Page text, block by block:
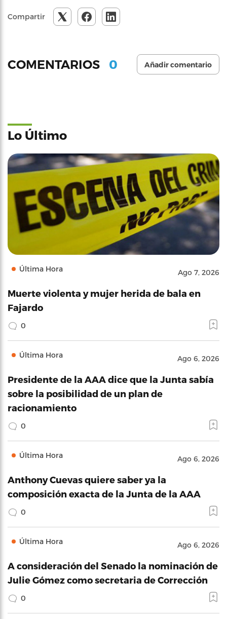
Compartir
COMENTARIOS 0 Añadir comentario
Lo Último
Última Hora Ago 7, 2026
Muerte violenta y mujer herida de bala en
Fajardo
0
Última Hora Ago 6, 2026
Presidente de la AAA dice que la Junta sabía
sobre la posibilidad de un plan de
racionamiento
0
Última Hora Ago 6, 2026
Anthony Cuevas quiere saber ya la
composición exacta de la Junta de la AAA
0
Última Hora Ago 6, 2026
A consideración del Senado la nominación de
Julie Gómez como secretaria de Corrección
0